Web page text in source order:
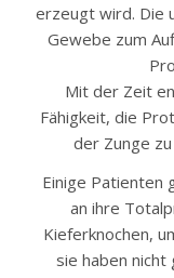
erzeugt wird. Die
Gewebe zum
Mit der Zeit
Fähigkeit, die
der Zunge
Einige Patienten
an ihre
Kieferknochen,
sie haben